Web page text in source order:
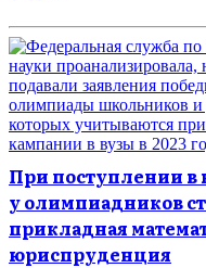
При поступлении
у олимпиадников
прикладная
юриспруденция